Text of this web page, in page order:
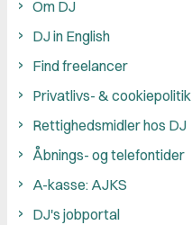
Om DJ
DJ in English
Find freelancer
Privatlivs- & cookiepolitik
Rettighedsmidler hos DJ
Åbnings- og telefontider
A-kasse: AJKS
DJ's jobportal